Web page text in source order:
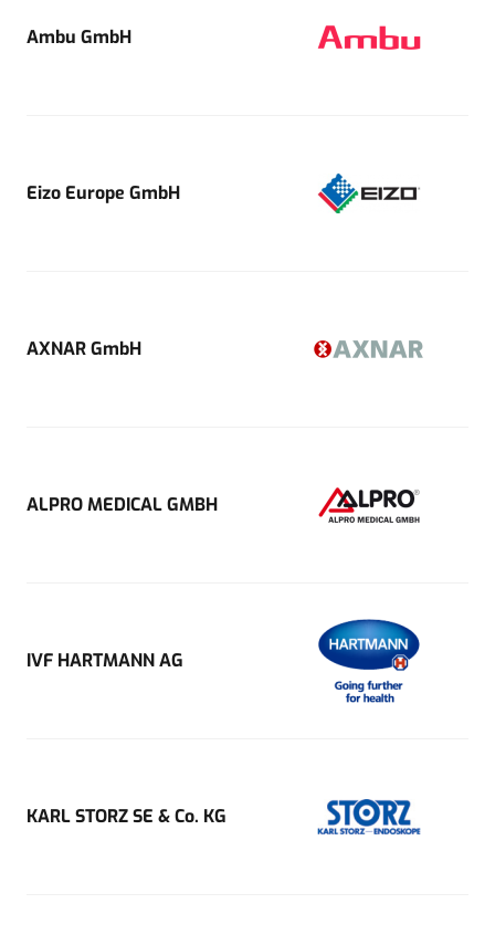
Ambu GmbH
Eizo Europe GmbH
AXNAR GmbH
ALPRO MEDICAL GMBH
IVF HARTMANN AG
KARL STORZ SE & Co. KG